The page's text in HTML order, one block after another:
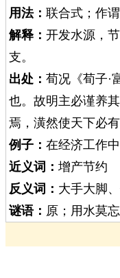
用法： 联合式；作
解释： 开发水源，
支。
出处： 荀况《荀子·
也。故明主必谨养
焉，潢然使天下必
例子： 在经济工作
近义词： 增产节约
反义词： 大手大脚
谜语： 原；用水莫